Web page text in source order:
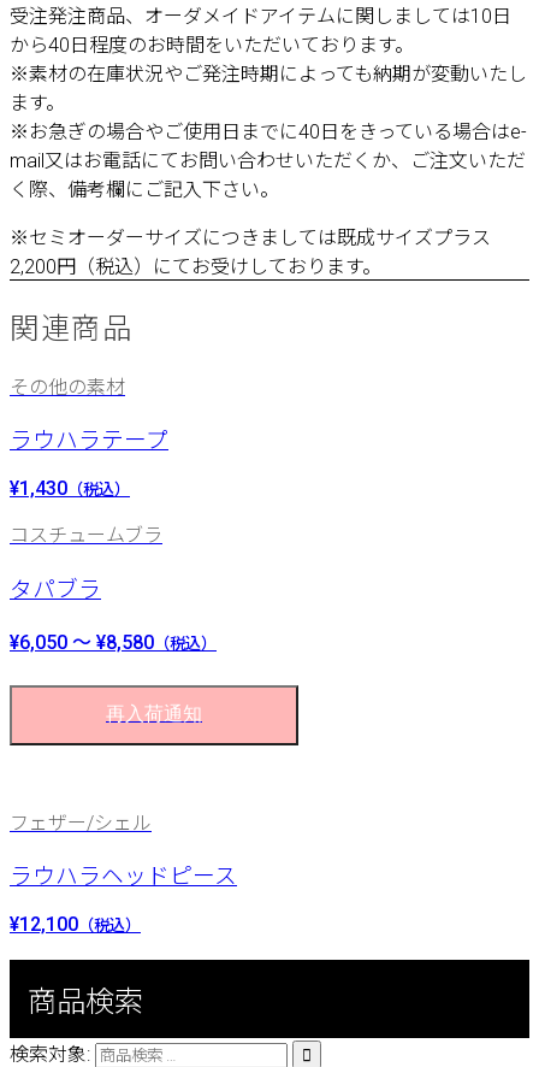
受注発注商品、オーダメイドアイテムに関しましては10日
から40日程度のお時間をいただいております。
※素材の在庫状況やご発注時期によっても納期が変動いたし
ます。
※お急ぎの場合やご使用日までに40日をきっている場合はe-
mail又はお電話にてお問い合わせいただくか、ご注文いただ
く際、備考欄にご記入下さい。
※セミオーダーサイズにつきましては既成サイズプラス
2,200円（税込）にてお受けしております。
関連商品
その他の素材
ラウハラテープ
¥1,430 （税込）
コスチュームブラ
タパブラ
¥6,050 ～ ¥8,580 （税込）
再入荷通知
フェザー/シェル
ラウハラヘッドピース
¥12,100 （税込）
商品検索
検索対象: 